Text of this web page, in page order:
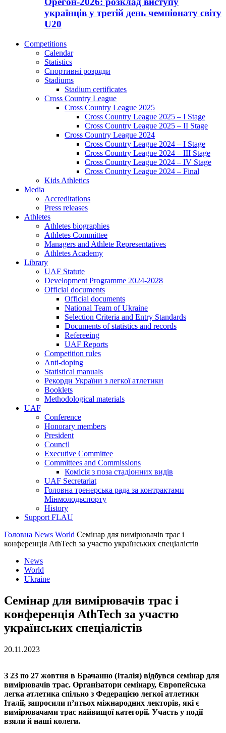
українців у третій день чемпіонату світу
U20
Competitions
Calendar
Statistics
Спортивні розряди
Stadiums
Stadium certificates
Cross Country League
Cross Country League 2025
Cross Country League 2025 – I Stage
Cross Country League 2025 – II Stage
Cross Country League 2024
Cross Country League 2024 – I Stage
Cross Country League 2024 – III Stage
Cross Country League 2024 – IV Stage
Cross Country League 2024 – Final
Kids Athletics
Media
Accreditations
Press releases
Athletes
Athletes biographies
Athletes Committee
Managers and Athlete Representatives
Athletes Academy
Library
UAF Statute
Development Programme 2024-2028
Official documents
Official documents
National Team of Ukraine
Selection Criteria and Entry Standards
Documents of statistics and records
Refereeing
UAF Reports
Competition rules
Anti-doping
Statistical manuals
Рекорди України з легкої атлетики
Booklets
Methodological materials
UAF
Conference
Honorary members
President
Council
Executive Committee
Committees and Commissions
Комісія з поза стадіонних видів
UAF Secretariat
Головна тренерська рада за контрактами
Мінмолодьспорту
History
Support FLAU
Головна News World Семінар для вимірювачів трас і
конференція AthTech за участю українських спеціалістів
News
World
Ukraine
Семінар для вимірювачів трас і
конференція AthTech за участю
українських спеціалістів
20.11.2023
З 23 по 27 жовтня в Брачанно (Італія) відбувся семінар для
вимірювачів трас. Організатори семінару, Європейська
легка атлетика спільно з Федерацією легкої атлетики
Італії, запросили п’ятьох міжнародних лекторів, які є
вимірювачами трас найвищої категорії. Участь у події
взяли й наші колеги.